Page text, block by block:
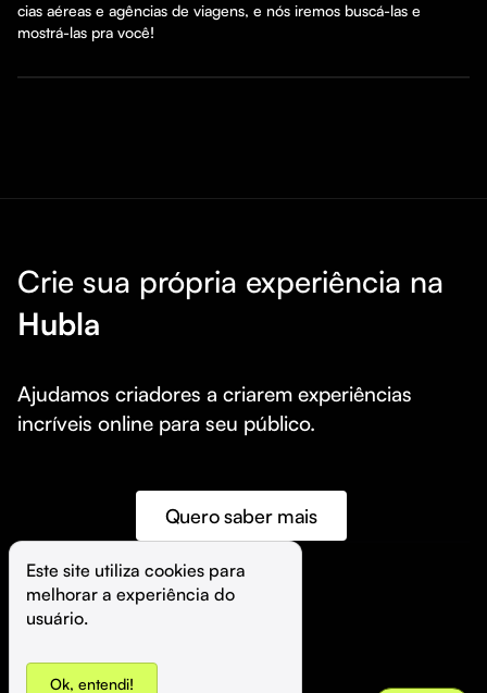
cias aéreas e agências de viagens, e nós iremos buscá-las e
mostrá-las pra você!
Crie sua própria experiência na
Hubla
Ajudamos criadores a criarem experiências
incríveis online para seu público.
Quero saber mais
©️ Hubla Tecnologia Ltda • 2026
Este site utiliza cookies para
melhorar a experiência do
usuário.
Ok, entendi!